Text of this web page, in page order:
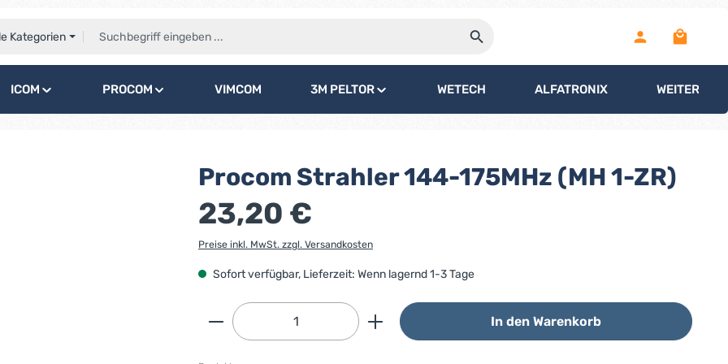
Kategorien
ICOM PROCOM VIMCOM 3M PELTOR WETECH ALFATRONIX WEITERE
Procom Strahler 144-175MHz (MH 1-ZR)
23,20 €
Preise inkl. MwSt. zzgl. Versandkosten
Sofort verfügbar, Lieferzeit: Wenn lagernd 1-3 Tage
Produkt Anzahl: Gib den gewünschten Wert ein oder
In den Warenkorb